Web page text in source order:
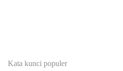
Kata kunci populer